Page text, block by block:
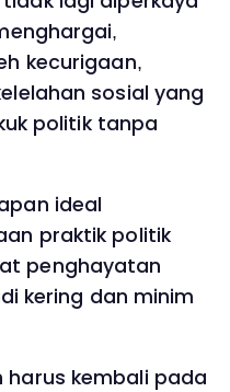
kecurigaan,
sosial yang
politik tanpa
ideal
praktik politik
penghayatan
kering dan minim
harus kembali pada